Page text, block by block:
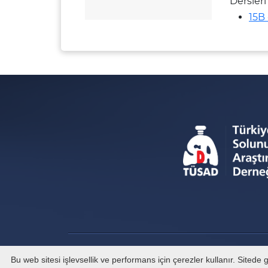
Bu web sitesi işlevsellik ve performans için çerezler kullanır. Sitede